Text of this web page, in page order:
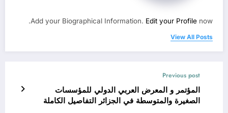
Add your Biographical Information. Edit your Profile now.
View All Posts
Previous post
المؤتمر و المعرض العربي الدولي للمؤسسات
الصغيرة والمتوسطة في الجزائر التفاصيل الكاملة